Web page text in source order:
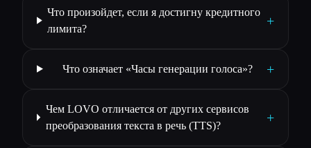
Что произойдет, если я достигну кредитного
лимита?
+
Что означает «Часы генерации голоса»? +
Чем LOVO отличается от других сервисов
преобразования текста в речь (TTS)?
+